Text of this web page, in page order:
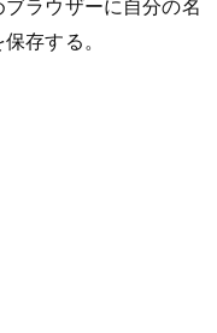
ラウザーに自分の名
存する。